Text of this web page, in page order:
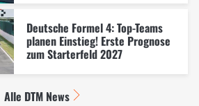
Deutsche Formel 4: Top-Teams
planen Einstieg! Erste Prognose
zum Starterfeld 2027
Alle DTM News